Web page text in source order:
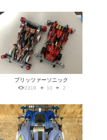
ブリッツァーソニック
2318 10 2